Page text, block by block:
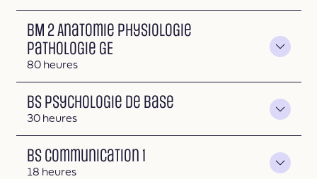
BM 2 Anatomie Physiologie
Pathologie GE
Durée
80 heures
BS Psychologie de base
Durée
30 heures
BS Communication 1
Durée
18 heures